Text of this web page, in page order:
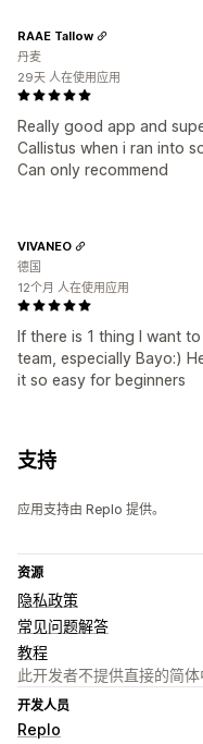
Really good app and
Callistus when i ran into
Can only recommend
RAAE Tallow
丹麦
29天 人在使用应用
If there is 1 thing I want
team, especially Bayo:)
it so easy for beginners
VIVANEO
德国
12个月 人在使用应用
支持
应用支持由 Replo 提供。
资源
隐私政策
常见问题解答
教程
此开发者不提供直接的简体
开发人员
Replo